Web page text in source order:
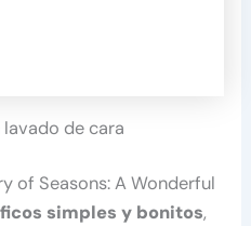
lavado de cara
of Seasons: A Wonderful
simples y bonitos,